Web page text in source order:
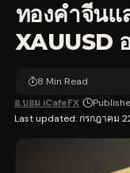
ทองคำจีนแ
XAUUSD
Last updated: กรกฎาคม
อ.บอม iCafeFX
8 Min Read